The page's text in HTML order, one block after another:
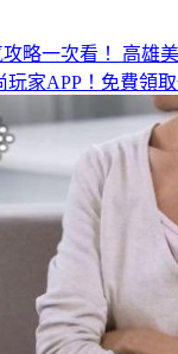
略一次看！ 高雄
玩家APP！免費領